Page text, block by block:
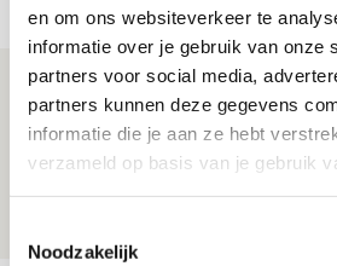
en om ons websiteverkeer te
informatie over je gebruik van onze
partners voor social media,
partners kunnen deze gegevens
informatie die je aan ze hebt
verzameld op basis van je gebruik
Noodzakelijk
NIEUWS
Míchel geeft blessure-
spreekt over Godts, Baas
aanwinsten